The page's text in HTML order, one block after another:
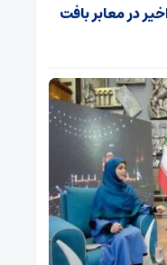
اخیر در معابر بافت